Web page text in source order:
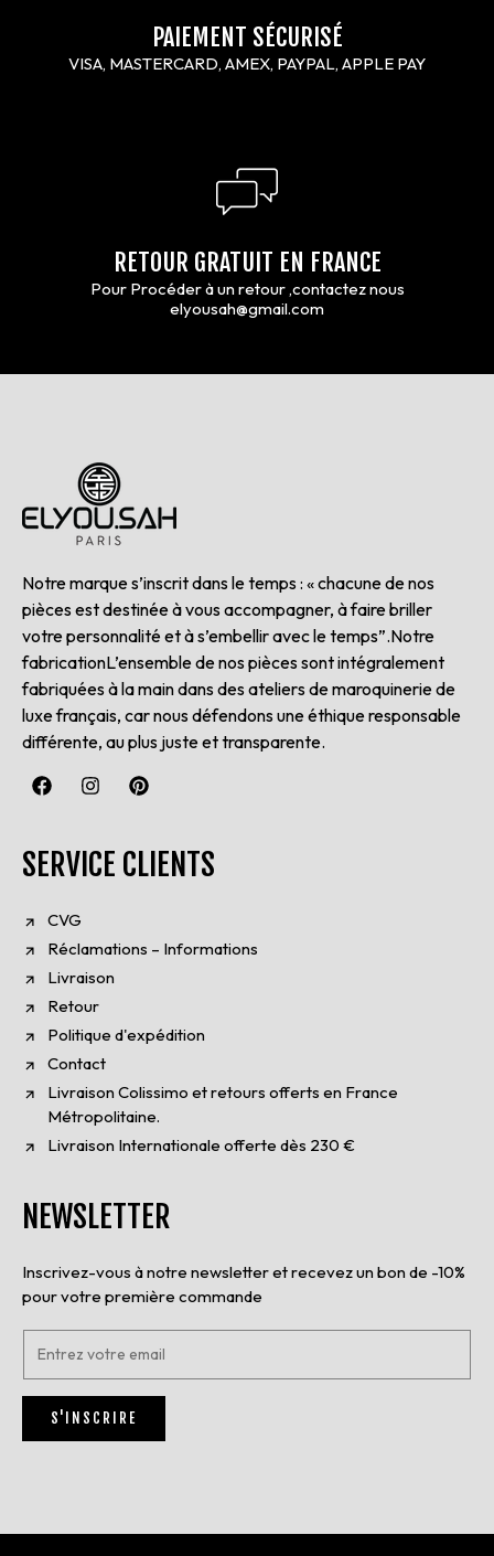
PAIEMENT SÉCURISÉ
VISA, MASTERCARD, AMEX, PAYPAL, APPLE PAY
RETOUR GRATUIT EN FRANCE
Pour Procéder à un retour ,contactez nous
elyousah@gmail.com
Notre marque s’inscrit dans le temps : « chacune de nos
pièces est destinée à vous accompagner, à faire briller
votre personnalité et à s’embellir avec le temps”.Notre
fabricationL’ensemble de nos pièces sont intégralement
fabriquées à la main dans des ateliers de maroquinerie de
luxe français, car nous défendons une éthique responsable
différente, au plus juste et transparente.
SERVICE CLIENTS
CVG
Réclamations – Informations
Livraison
Retour
Politique d'expédition
Contact
Livraison Colissimo et retours offerts en France
Métropolitaine.
Livraison Internationale offerte dès 230 €
NEWSLETTER
Inscrivez-vous à notre newsletter et recevez un bon de -10%
pour votre première commande
E
t
r
z
S'INSCRIRE